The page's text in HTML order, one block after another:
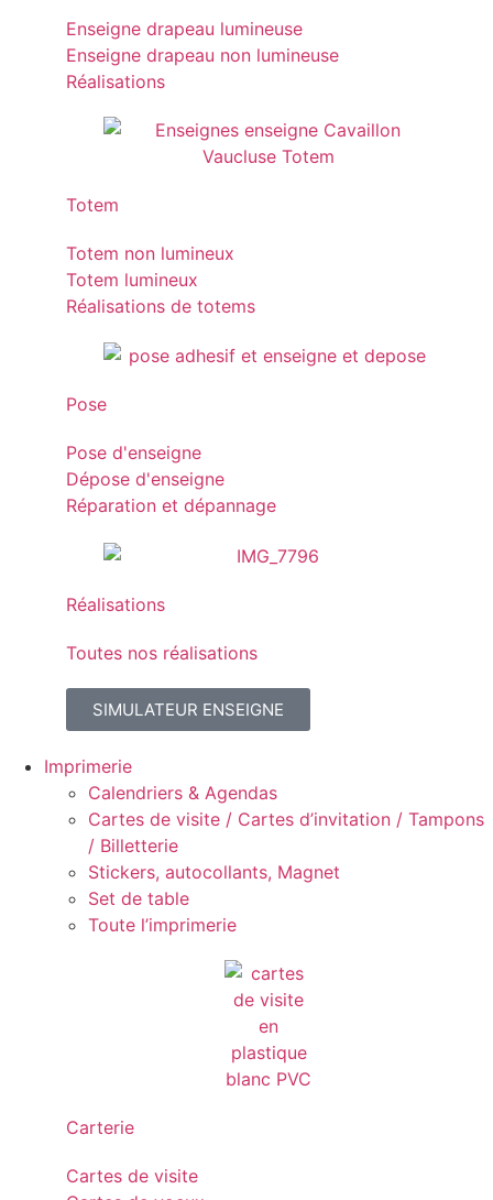
Enseigne drapeau lumineuse
Enseigne drapeau non lumineuse
Réalisations
Totem
Totem non lumineux
Totem lumineux
Réalisations de totems
Pose
Pose d'enseigne
Dépose d'enseigne
Réparation et dépannage
Réalisations
Toutes nos réalisations
SIMULATEUR ENSEIGNE
Imprimerie
Calendriers & Agendas
Cartes de visite / Cartes d’invitation / Tampons
/ Billetterie
Stickers, autocollants, Magnet
Set de table
Toute l’imprimerie
Carterie
Cartes de visite